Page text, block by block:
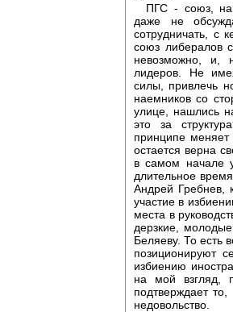
ПГС - союз, на
даже не
сотрудничать, с
союз либералов
невозможно, и,
лидеров. Не
силы, привлечь
наемников со
улице, нашлись
это за
принципе
остается верна
в самом начале
длительное
Андрей Гребнев,
участие в
места в
дерзкие,
Беляеву. То есть
позиционируют
избиению
на мой взгляд,
подтверждает
недовольство.